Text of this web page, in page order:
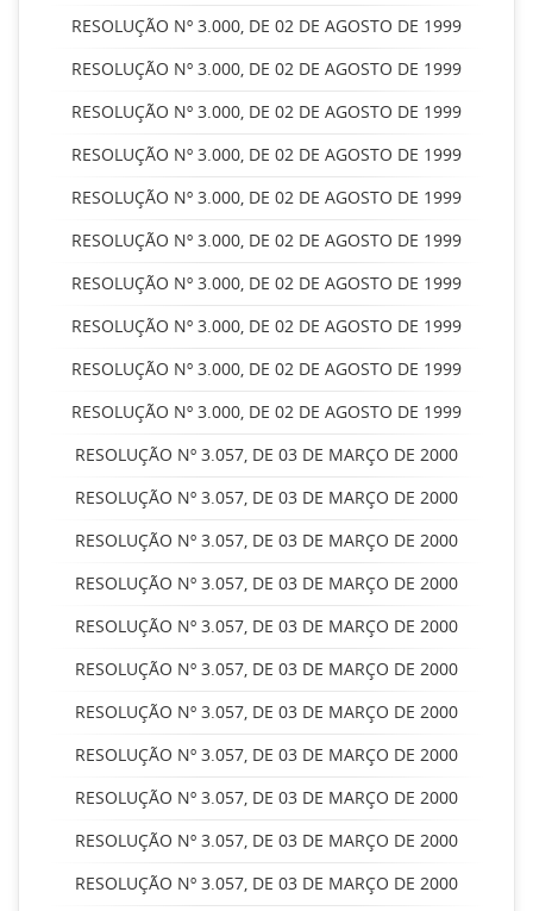
RESOLUÇÃO Nº 3.000, DE 02 DE AGOSTO DE 1999
RESOLUÇÃO Nº 3.000, DE 02 DE AGOSTO DE 1999
RESOLUÇÃO Nº 3.000, DE 02 DE AGOSTO DE 1999
RESOLUÇÃO Nº 3.000, DE 02 DE AGOSTO DE 1999
RESOLUÇÃO Nº 3.000, DE 02 DE AGOSTO DE 1999
RESOLUÇÃO Nº 3.000, DE 02 DE AGOSTO DE 1999
RESOLUÇÃO Nº 3.000, DE 02 DE AGOSTO DE 1999
RESOLUÇÃO Nº 3.000, DE 02 DE AGOSTO DE 1999
RESOLUÇÃO Nº 3.000, DE 02 DE AGOSTO DE 1999
RESOLUÇÃO Nº 3.000, DE 02 DE AGOSTO DE 1999
RESOLUÇÃO Nº 3.057, DE 03 DE MARÇO DE 2000
RESOLUÇÃO Nº 3.057, DE 03 DE MARÇO DE 2000
RESOLUÇÃO Nº 3.057, DE 03 DE MARÇO DE 2000
RESOLUÇÃO Nº 3.057, DE 03 DE MARÇO DE 2000
RESOLUÇÃO Nº 3.057, DE 03 DE MARÇO DE 2000
RESOLUÇÃO Nº 3.057, DE 03 DE MARÇO DE 2000
RESOLUÇÃO Nº 3.057, DE 03 DE MARÇO DE 2000
RESOLUÇÃO Nº 3.057, DE 03 DE MARÇO DE 2000
RESOLUÇÃO Nº 3.057, DE 03 DE MARÇO DE 2000
RESOLUÇÃO Nº 3.057, DE 03 DE MARÇO DE 2000
RESOLUÇÃO Nº 3.057, DE 03 DE MARÇO DE 2000